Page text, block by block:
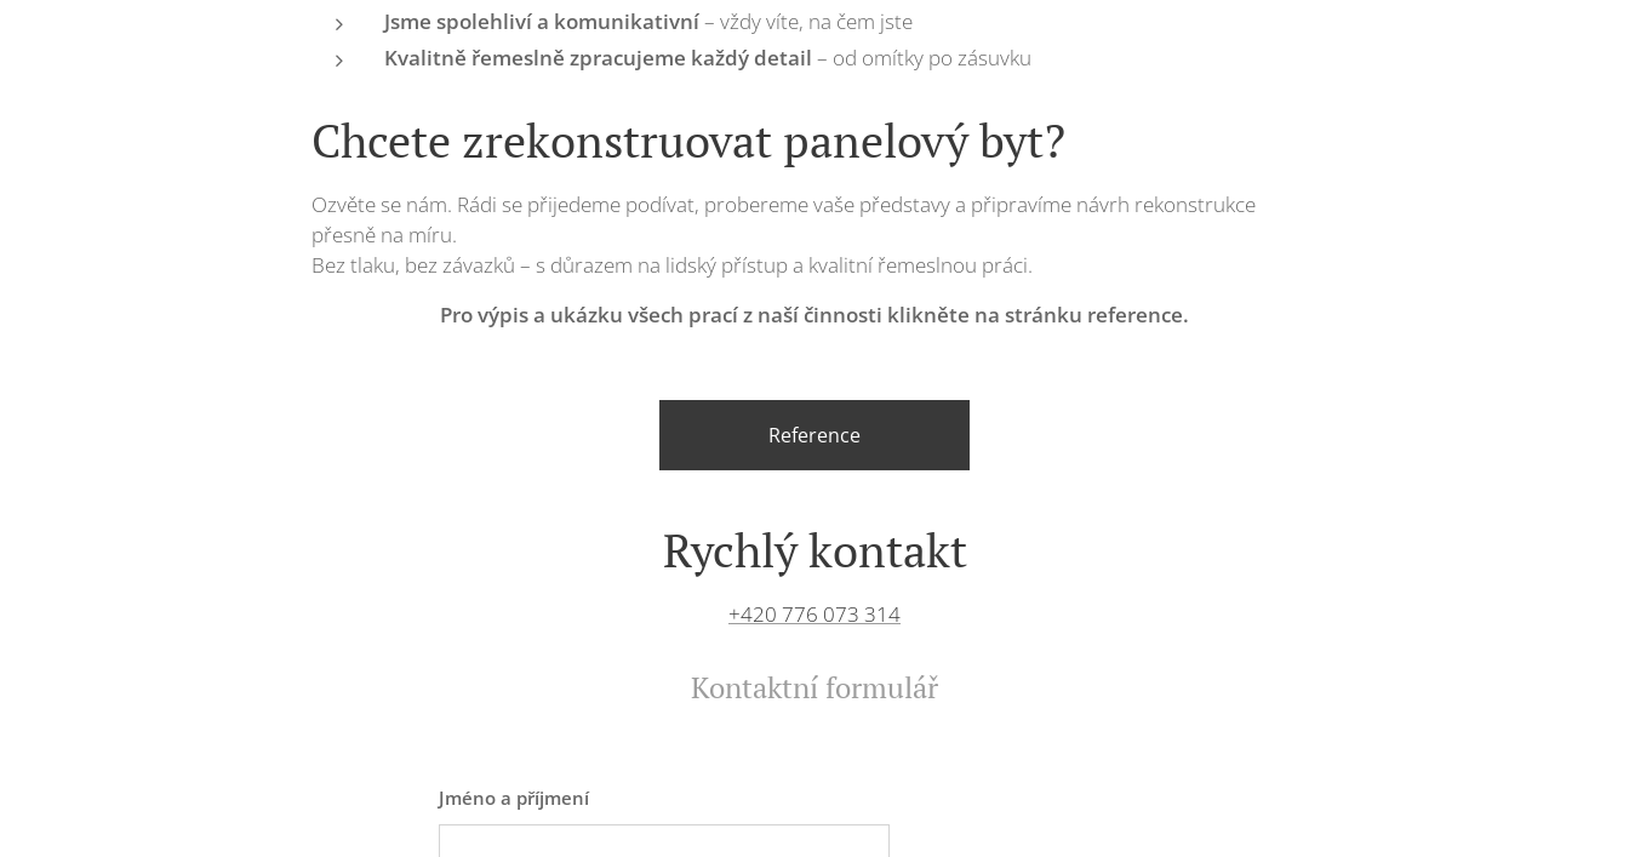
Jsme spolehliví a komunikativní– vždy víte, na čem jste
Kvalitně řemeslně zpracujeme každý detail – od omítky po zásuvku
Chcete zrekonstruovat panelový byt?
Ozvěte se nám. Rádi se přijedeme podívat, probereme vaše představy a připravíme návrh rekonstrukce
přesně na míru.
Bez tlaku, bez závazků – s důrazem na lidský přístup a kvalitní řemeslnou práci.
Pro výpis a ukázku všech prací z naší činnosti klikněte na stránku reference.
Reference
Rychlý kontakt
+420 776 073 314
Kontaktní formulář
Jméno a příjmení